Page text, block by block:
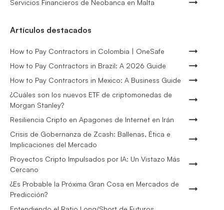
Servicios Financieros de Neobanca en Malta
Artículos destacados
How to Pay Contractors in Colombia | OneSafe
How to Pay Contractors in Brazil: A 2026 Guide
How to Pay Contractors in Mexico: A Business Guide
¿Cuáles son los nuevos ETF de criptomonedas de
Morgan Stanley?
Resiliencia Cripto en Apagones de Internet en Irán
Crisis de Gobernanza de Zcash: Ballenas, Ética e
Implicaciones del Mercado
Proyectos Cripto Impulsados por IA: Un Vistazo Más
Cercano
¿Es Probable la Próxima Gran Cosa en Mercados de
Predicción?